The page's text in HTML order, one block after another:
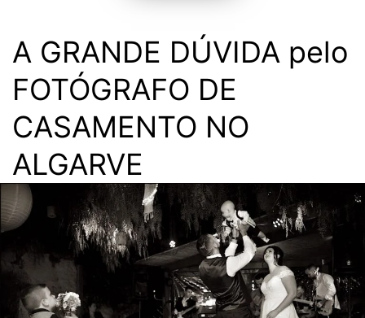
A GRANDE DÚVIDA pelo
FOTÓGRAFO DE
CASAMENTO NO
ALGARVE